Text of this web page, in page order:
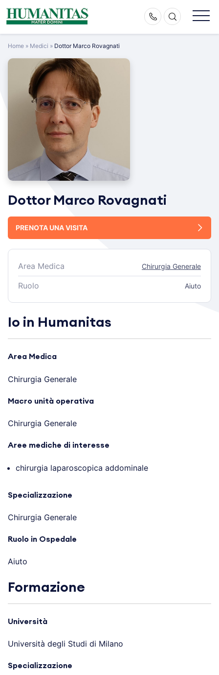
Skip
to
Home » Medici » Dottor Marco Rovagnati
Dottor Marco Rovagnati
PRENOTA UNA VISITA
Area Medica Chirurgia Generale
Ruolo Aiuto
Io in Humanitas
Area Medica
Chirurgia Generale
Macro unità operativa
Chirurgia Generale
Aree mediche di interesse
chirurgia laparoscopica addominale
Specializzazione
Chirurgia Generale
Ruolo in Ospedale
Aiuto
Formazione
Università
Università degli Studi di Milano
Specializzazione